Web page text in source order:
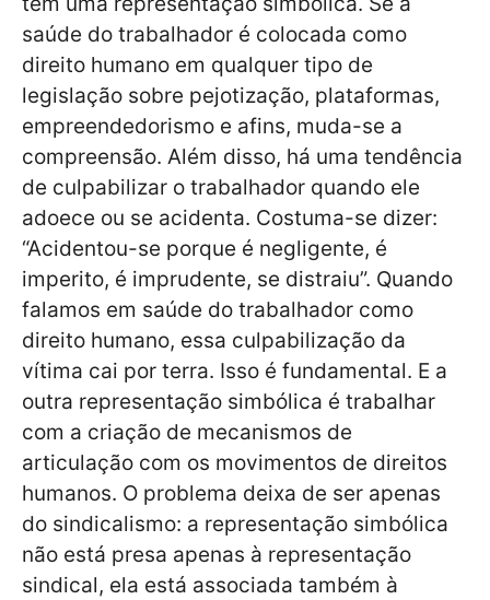
saúde do trabalhador é colocada como
direito humano em qualquer tipo de
legislação sobre pejotização, plataformas,
empreendedorismo e afins, muda-se a
compreensão. Além disso, há uma tendência
de culpabilizar o trabalhador quando ele
adoece ou se acidenta. Costuma-se dizer:
“Acidentou-se porque é negligente, é
imperito, é imprudente, se distraiu”. Quando
falamos em saúde do trabalhador como
direito humano, essa culpabilização da
vítima cai por terra. Isso é fundamental. E a
outra representação simbólica é trabalhar
com a criação de mecanismos de
articulação com os movimentos de direitos
humanos. O problema deixa de ser apenas
do sindicalismo: a representação simbólica
não está presa apenas à representação
sindical, ela está associada também à